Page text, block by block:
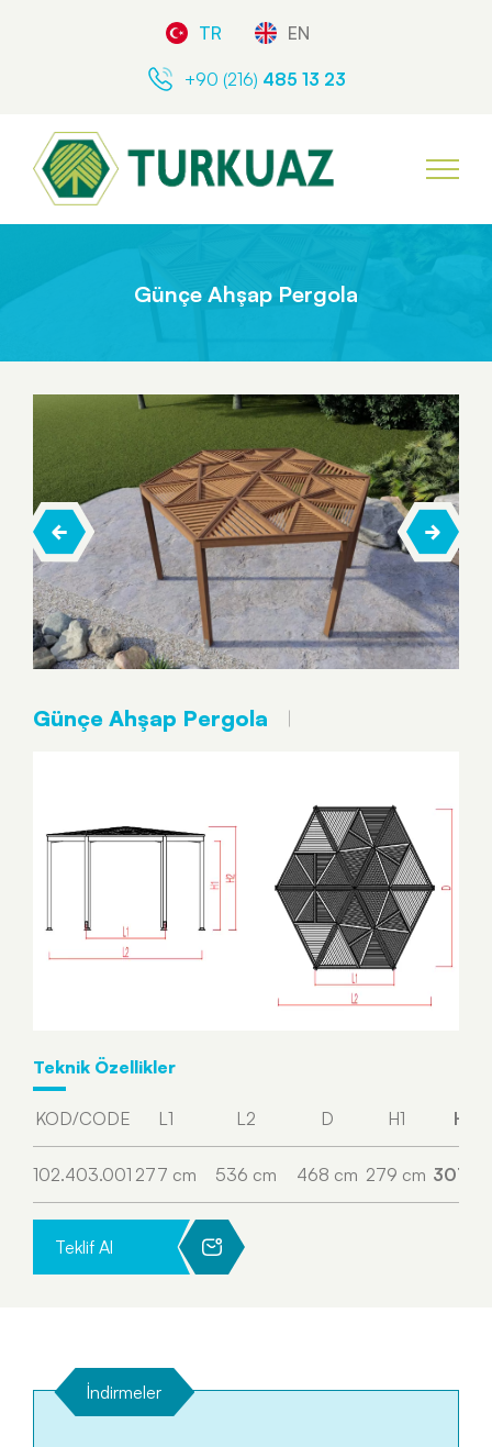
TR EN
+90 (216) 485 13 23
Günçe Ahşap Pergola
Günçe Ahşap Pergola
Teknik Özellikler
KOD/CODE L1 L2 D H1 H2
102.403.001 277 cm 536 cm 468 cm 279 cm 307
Teklif Al
İndirmeler